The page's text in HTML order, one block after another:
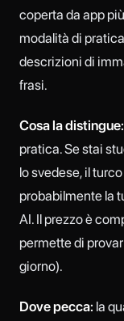
coperta da app
modalità di
descrizioni di
frasi.
Cosa la distingue:
pratica. Se stai
lo svedese, il
probabilmente la
AI. Il prezzo è
permette di
giorno).
Dove pecca: la